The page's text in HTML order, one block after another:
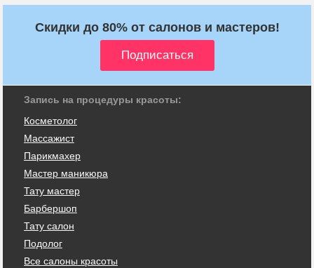
Скидки до 80% от салонов и мастеров!
Запись на процедуры красоты:
Косметолог
Массажист
Парикмахер
Мастер маникюра
Тату мастер
Барбершоп
Тату салон
Подолог
Все салоны красоты